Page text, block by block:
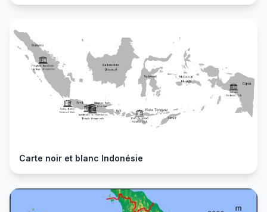
Carte noir et blanc Indonésie